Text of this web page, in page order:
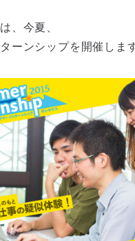
、今夏、
ーンシップを開催します